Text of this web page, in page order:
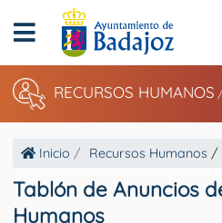
RECURSOS HUMANOS /
Inicio Recursos Humanos /
Tablón de Anuncios
Humanos